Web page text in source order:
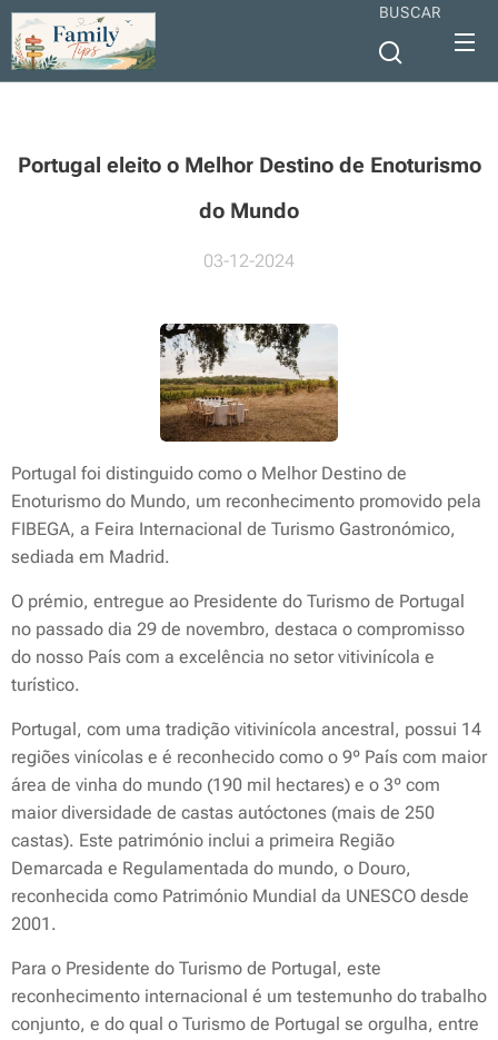
BUSCAR
Portugal eleito o Melhor Destino de Enoturismo
do Mundo
03-12-2024
Portugal foi distinguido como o Melhor Destino de
Enoturismo do Mundo, um reconhecimento promovido pela
FIBEGA, a Feira Internacional de Turismo Gastronómico,
sediada em Madrid.
O prémio, entregue ao Presidente do Turismo de Portugal
no passado dia 29 de novembro, destaca o compromisso
do nosso País com a excelência no setor vitivinícola e
turístico.
Portugal, com uma tradição vitivinícola ancestral, possui 14
regiões vinícolas e é reconhecido como o 9º País com maior
área de vinha do mundo (190 mil hectares) e o 3º com
maior diversidade de castas autóctones (mais de 250
castas). Este património inclui a primeira Região
Demarcada e Regulamentada do mundo, o Douro,
reconhecida como Património Mundial da UNESCO desde
2001.
Para o Presidente do Turismo de Portugal, este
reconhecimento internacional é um testemunho do trabalho
conjunto, e do qual o Turismo de Portugal se orgulha, entre